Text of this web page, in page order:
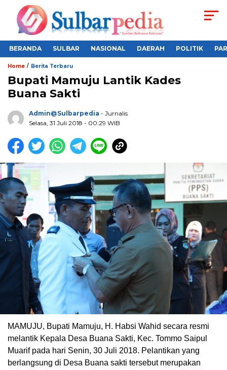
BERANDA SULBAR NASIONAL DAERAH POLITIK
Home / Berita Terbaru
Bupati Mamuju Lantik Kades
Buana Sakti
Admin@sulbarpedia - Jurnalis
Selasa, 31 Juli 2018 - 00:29 WIB
MAMUJU, Bupati Mamuju, H. Habsi Wahid secara resmi
melantik Kepala Desa Buana Sakti, Kec. Tommo Saipul
Muarif pada hari Senin, 30 Juli 2018. Pelantikan yang
berlangsung di Desa Buana sakti tersebut merupakan